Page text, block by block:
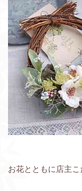
お花とともに店主こ